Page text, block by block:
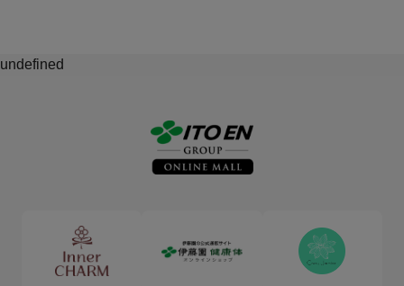
undefined